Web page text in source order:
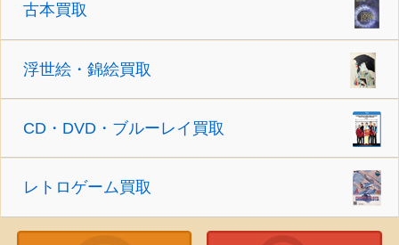
古本買取
浮世絵・錦絵買取
CD・DVD・ブルーレイ買取
レトロゲーム買取